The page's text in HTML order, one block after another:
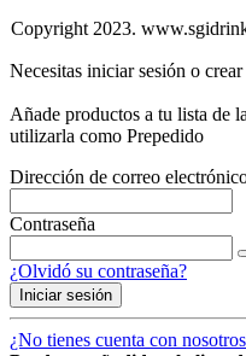
Copyright 2023.
Necesitas iniciar sesión o
Añade productos a tu lista de
utilizarla como Prepedido
Dirección de correo
Contraseña
¿Olvidó su contraseña?
Iniciar sesión
¿No tienes cuenta con